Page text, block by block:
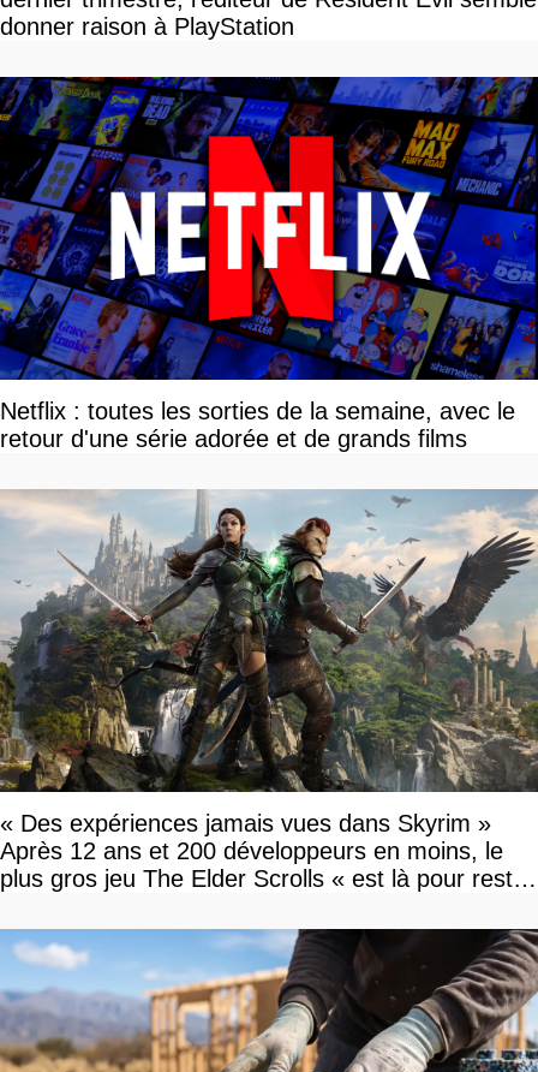
donner raison à PlayStation
Netflix : toutes les sorties de la semaine, avec le
retour d'une série adorée et de grands films
« Des expériences jamais vues dans Skyrim »
Après 12 ans et 200 développeurs en moins, le
plus gros jeu The Elder Scrolls « est là pour rester